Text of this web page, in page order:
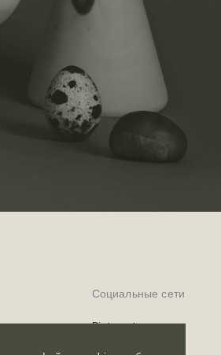
Социальные сети
Pinterest